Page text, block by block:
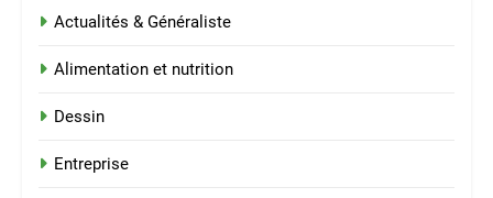
Actualités & Généraliste
Alimentation et nutrition
Dessin
Entreprise